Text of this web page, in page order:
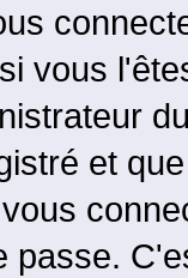
vous
et
passe.